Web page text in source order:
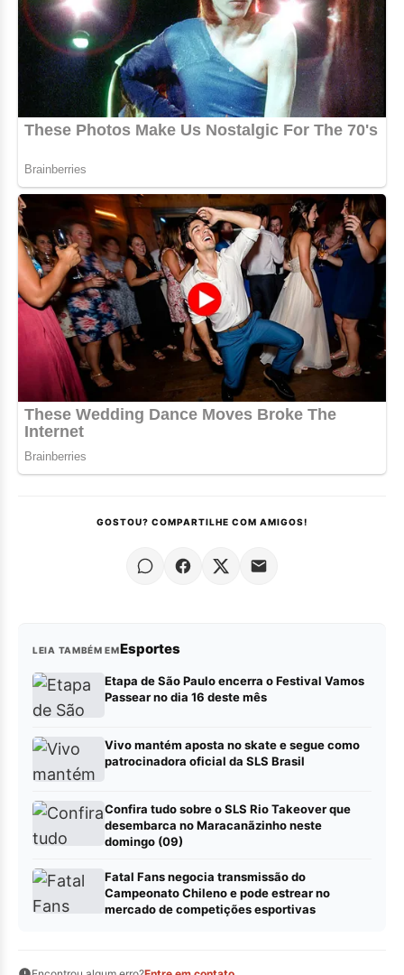
GOSTOU? COMPARTILHE COM AMIGOS!
LEIA TAMBÉM EMEsportes
Etapa de São Paulo encerra o Festival Vamos
Passear no dia 16 deste mês
Vivo mantém aposta no skate e segue como
patrocinadora oficial da SLS Brasil
Confira tudo sobre o SLS Rio Takeover que
desembarca no Maracanãzinho neste
domingo (09)
Fatal Fans negocia transmissão do
Campeonato Chileno e pode estrear no
mercado de competições esportivas